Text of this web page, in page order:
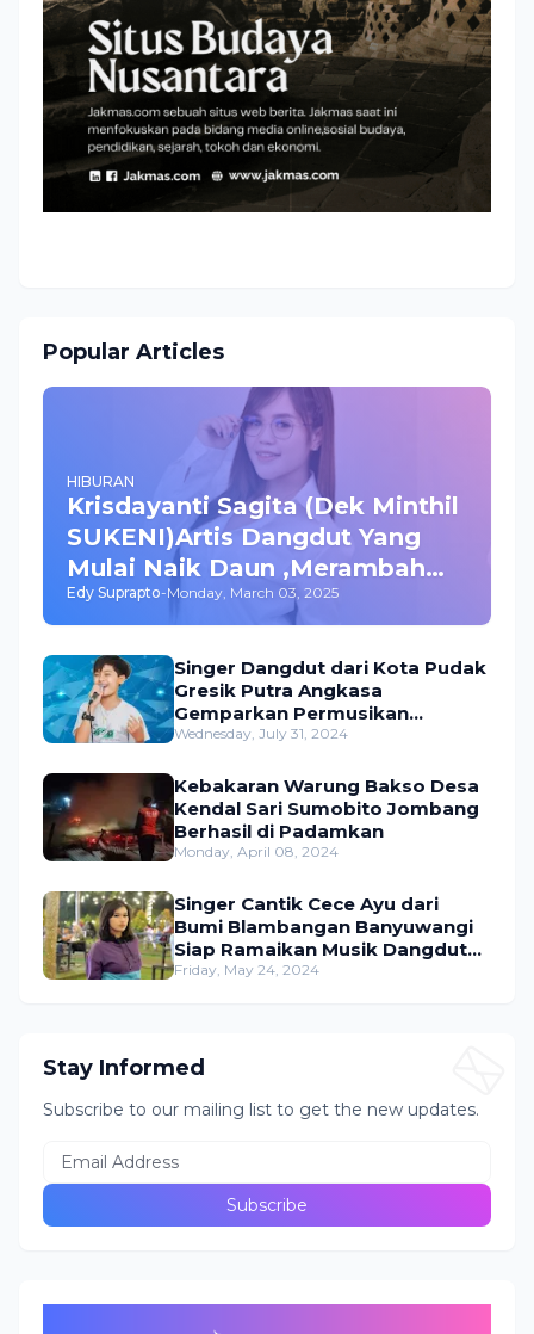
Popular Articles
HIBURAN
Krisdayanti Sagita (Dek Minthil
SUKENI)Artis Dangdut Yang
Mulai Naik Daun ,Merambah
Bisnis dan Akting
Edy Suprapto-Monday, March 03, 2025
Singer Dangdut dari Kota Pudak
Gresik Putra Angkasa
Gemparkan Permusikan
Dangdut Indonesia
Wednesday, July 31, 2024
Kebakaran Warung Bakso Desa
Kendal Sari Sumobito Jombang
Berhasil di Padamkan
Monday, April 08, 2024
Singer Cantik Cece Ayu dari
Bumi Blambangan Banyuwangi
Siap Ramaikan Musik Dangdut
Indonesia
Friday, May 24, 2024
Stay Informed
Subscribe to our mailing list to get the new updates.